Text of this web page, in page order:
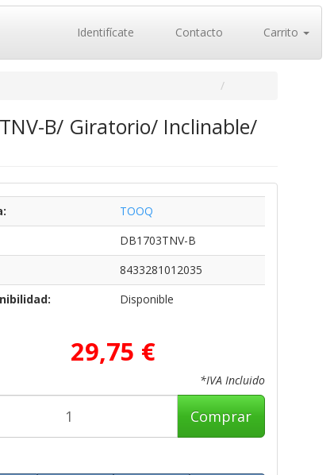
Identifícate Contacto Carrito
B/ Giratorio/ Inclinable/
TOOQ
DB1703TNV-B
8433281012035
Disponible
29,75 €
*IVA Incluido
Comprar